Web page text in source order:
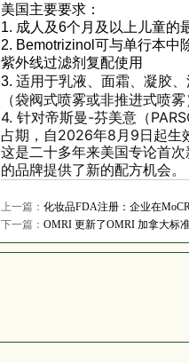
美国主要要求：
1. 成人及6个月及以上儿童的
2. Bemotrizinol可与单行本中
紫外线过滤剂复配使用
3. 适用于乳液、面霜、凝胶
（袋阀式喷雾或非推进式喷雾
4. 针对帝斯曼-芬美意（
占期，自2026年8月9日起生
这是二十多年来美国专论首
的品牌提供了新的配方机会。
上一篇： 化妆品FDA注册：企业在
下一篇： OMRI 更新了OMRI 加拿大标